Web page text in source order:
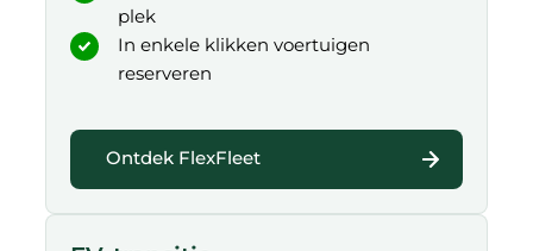
plek
In enkele klikken voertuigen
reserveren
Ontdek FlexFleet